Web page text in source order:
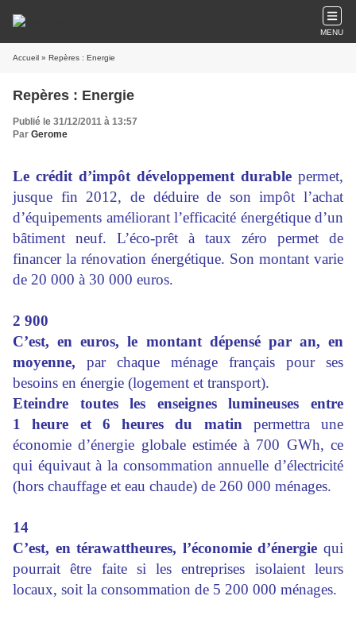
MENU
Accueil » Repères : Energie
Repères : Energie
Publié le 31/12/2011 à 13:57
Par Gerome
Le crédit d’impôt développement durable permet,
jusque fin 2012, de déduire de son impôt l’achat
d’équipements améliorant l’efficacité énergétique d’un
bâtiment neuf. L’éco-prêt à taux zéro permet de
financer la rénovation énergétique. Son montant varie
de 20 000 à 30 000 euros.
2 900
C’est, en euros, le montant dépensé par an, en
moyenne, par chaque ménage français pour ses
besoins en énergie (logement et transport).
Eteindre toutes les enseignes lumineuses entre
1 heure et 6 heures du matin permettra une
économie d’énergie globale estimée à 700 GWh, ce
qui équivaut à la consommation annuelle d’électricité
(hors chauffage et eau chaude) de 260 000 ménages.
14
C’est, en térawattheures, l’économie d’énergie qui
pourrait être faite si les entreprises isolaient leurs
locaux, soit la consommation de 5 200 000 ménages.